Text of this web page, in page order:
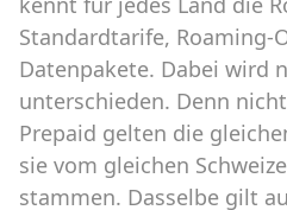
Standardtarife, Roaming-
Datenpakete. Dabei wird
unterschieden. Denn
Prepaid gelten die
sie vom gleichen
stammen. Dasselbe gilt